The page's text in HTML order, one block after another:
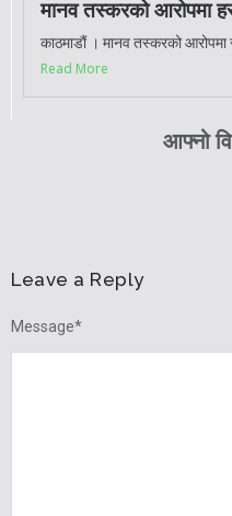
मानव तस्करको आरोपमा
काठमाडौं । मानव तस्करको
Read More
आफ्नो
Leave a Reply
Message*